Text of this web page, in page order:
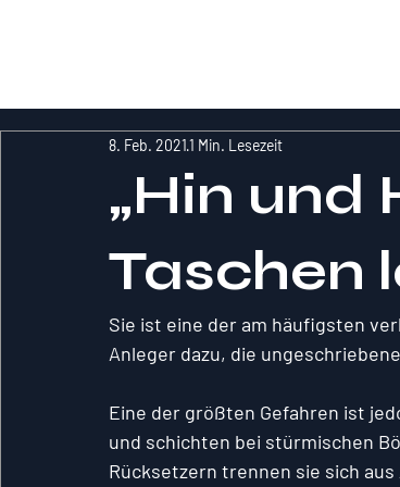
„Hin und
Taschen
8. Feb. 20211 Min. Lesezeit
Sie ist eine der am häufigsten
Anleger dazu, die
Eine der größten Gefahren ist
und schichten bei stürmischen
Rücksetzern trennen sie sich